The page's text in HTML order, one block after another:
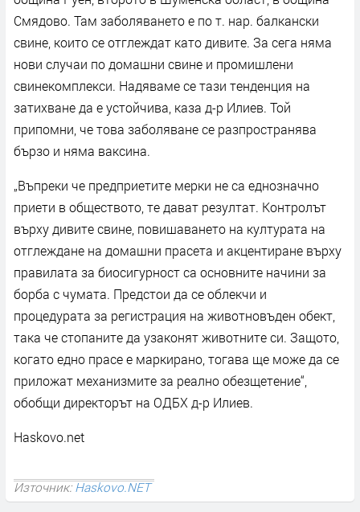
Смядово. Там заболяването е по т. нар. балкански
свине, които се отглеждат като дивите. За сега няма
нови случаи по домашни свине и промишлени
свинекомплекси. Надяваме се тази тенденция на
затихване да е устойчива, каза д-р Илиев. Той
припомни, че това заболяване се разпространява
бързо и няма ваксина.
„Въпреки че предприетите мерки не са еднозначно
приети в обществото, те дават резултат. Контролът
върху дивите свине, повишаването на културата на
отглеждане на домашни прасета и акцентиране върху
правилата за биосигурност са основните начини за
борба с чумата. Предстои да се облекчи и
процедурата за регистрация на животновъден обект,
така че стопаните да узаконят животните си. Защото,
когато едно прасе е маркирано, тогава ще може да се
приложат механизмите за реално обезщетение“,
обобщи директорът на ОДБХ д-р Илиев.
Haskovo.net
Източник:Haskovo.NET